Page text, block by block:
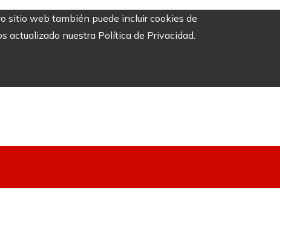
sitio web también puede incluir cookies de
actualizado nuestra Política de Privacidad.